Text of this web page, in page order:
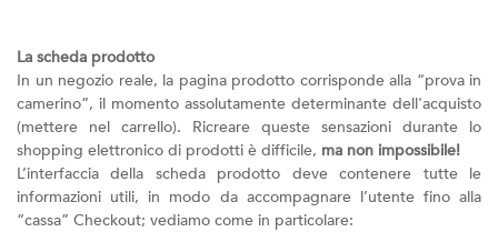
La scheda prodotto
In un negozio reale, la pagina prodotto corrisponde alla “prova in
camerino”, il momento assolutamente determinante dell'acquisto
(mettere nel carrello). Ricreare queste sensazioni durante lo
shopping elettronico di prodotti è difficile, ma non impossibile!
L’interfaccia della scheda prodotto deve contenere tutte le
informazioni utili, in modo da accompagnare l’utente fino alla
“cassa” Checkout; vediamo come in particolare: